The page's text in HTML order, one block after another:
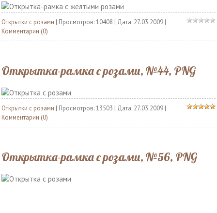
Открытки с розами | Просмотров: 10408 | Дата: 27.03.2009 |
Комментарии (0)
Открытка-рамка с розами, №44, PNG
Открытки с розами | Просмотров: 13503 | Дата: 27.03.2009 |
Комментарии (0)
Открытка-рамка с розами, №56, PNG